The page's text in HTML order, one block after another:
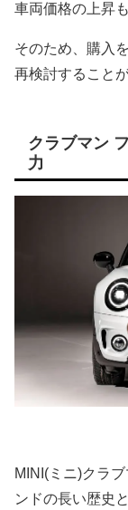
車両価格の上昇
そのため、購入
再検討すること
クラブマン
力
MINI(ミニ)クラ
ンドの長い歴史